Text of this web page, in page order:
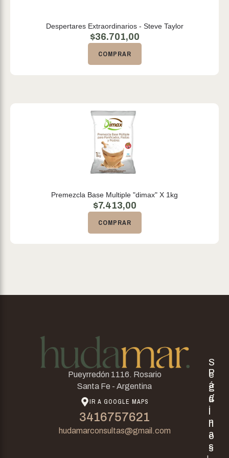
Despertares Extraordinarios - Steve Taylor
$36.701,00
COMPRAR
Premezcla Base Multiple "dimax" X 1kg
$7.413,00
COMPRAR
Pueyrredón 1116. Rosario
Santa Fe - Argentina
IR A GOOGLE MAPS
3416757621
hudamarconsultas@gmail.com
P
á
g
i
n
a
s
S
e
g
u
n
o
s